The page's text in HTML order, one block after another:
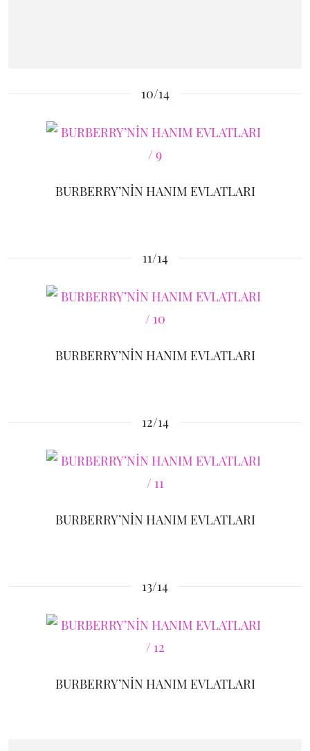
10/14
BURBERRY’NİN HANIM EVLATLARI
11/14
BURBERRY’NİN HANIM EVLATLARI
12/14
BURBERRY’NİN HANIM EVLATLARI
13/14
BURBERRY’NİN HANIM EVLATLARI